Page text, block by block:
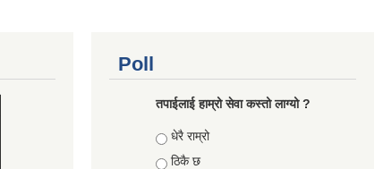
Poll
तपाईलाई हाम्रो सेवा कस्तो लाग्यो ?
Choices
धेरै राम्रो
ठिकै छ